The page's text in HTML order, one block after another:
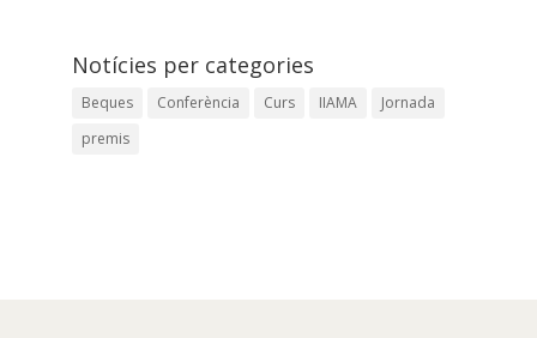
Notícies per categories
Beques Conferència Curs IIAMA
Jornada
premis